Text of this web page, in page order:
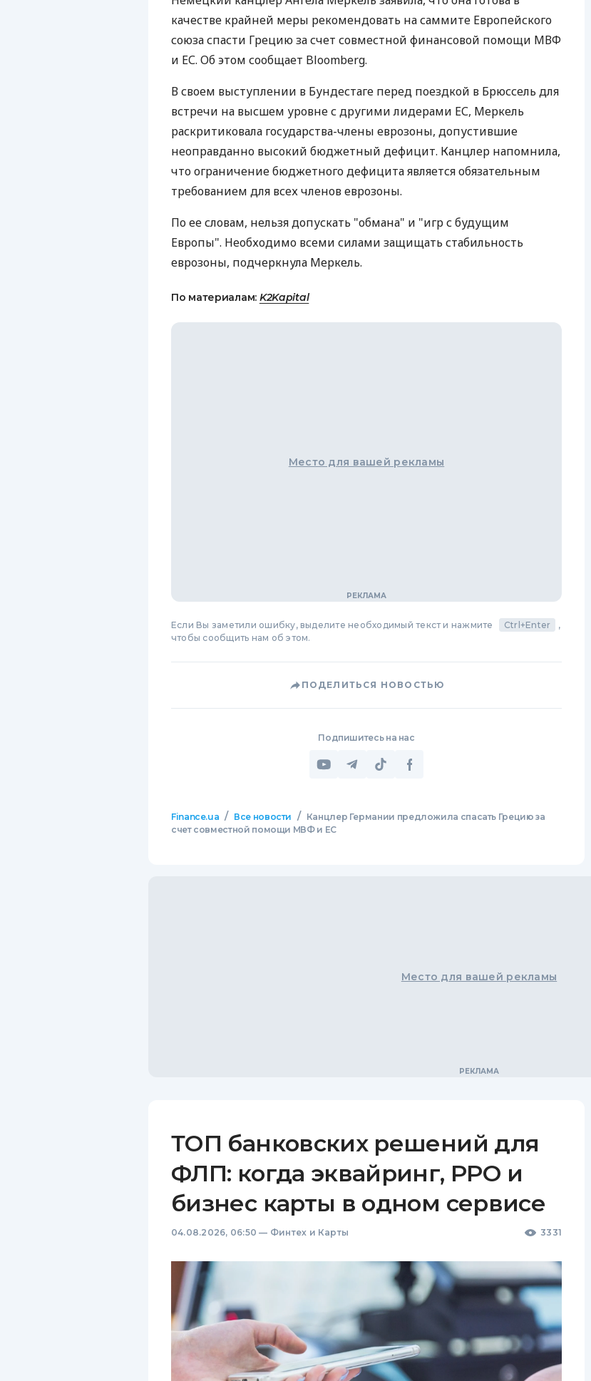
ЕЖЕМЕСЯЧНЫЙ ОБЗОР
КЕШБЭКА
качестве крайней меры рекомендовать на саммите Европейского
союза спасти Грецию за счет совместной финансовой помощи МВФ
и ЕС. Об этом сообщает Bloomberg.
В своем выступлении в Бундестаге перед поездкой в Брюссель для
встречи на высшем уровне с другими лидерами ЕС, Меркель
раскритиковала государства-члены еврозоны, допустившие
неоправданно высокий бюджетный дефицит. Канцлер напомнила,
что ограничение бюджетного дефицита является обязательным
требованием для всех членов еврозоны.
По ее словам, нельзя допускать "обмана" и "игр с будущим
Европы". Необходимо всеми силами защищать стабильность
еврозоны, подчеркнула Меркель.
По материалам: K2Kapital
Место для вашей рекламы
Если Вы заметили ошибку, выделите необходимый текст и нажмите Ctrl+Enter
,
чтобы сообщить нам об этом.
ПОДЕЛИТЬСЯ НОВОСТЬЮ
Подпишитесь на нас
Finance.ua / Все новости /
Канцлер Германии предложила спасать Грецию за
счет совместной помощи МВФ и ЕС
Место для вашей рекламы
ТОП банковских решений для
ФЛП: когда эквайринг, РРО и
бизнес карты в одном сервисе
04.08.2026, 06:50 — Финтех и Карты 3331